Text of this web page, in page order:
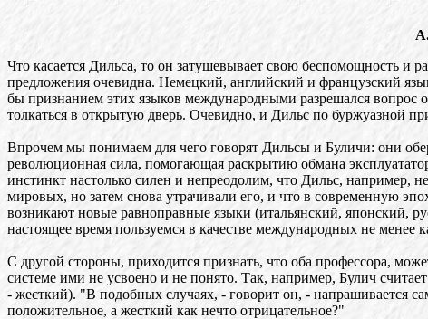
Что касается Дильса, то он затушевывает свою беспомощность и
предложения очевидна. Немецкий, английский и французский
бы признанием этих языков международными разрешался вопрос
толкаться в открытую дверь. Очевидно, и Дильс по буржуазной
Впрочем мы понимаем для чего говорят Дильсы и Буличи: они
революционная сила, помогающая раскрытию обмана
инстинкт настолько силен и непреодолим, что Дильс, например,
мировых, но затем снова утрачивали его, и что в современную
возникают новые равноправные языки (итальянский, японский,
настоящее время пользуемся в качестве международных не менее
С другой стороны, приходится признать, что оба профессора,
системе ими не усвоено и не понято. Так, например, Булич
- жесткий). "В подобных случаях, - говорит он, - напрашивается
положительное, а жесткий как нечто отрицательное?"